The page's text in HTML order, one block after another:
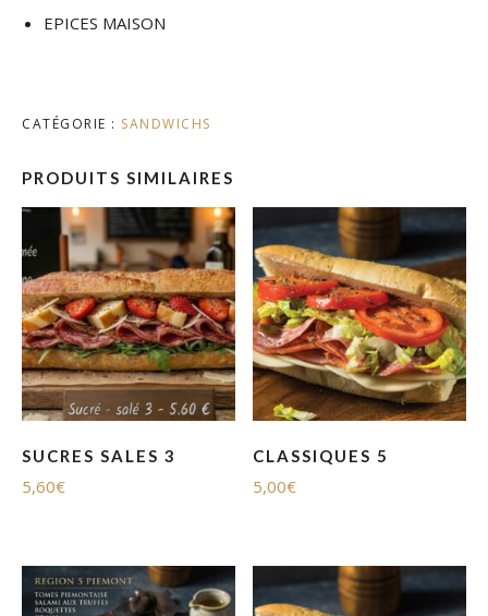
EPICES MAISON
CATÉGORIE : SANDWICHS
PRODUITS SIMILAIRES
SUCRES SALES 3
5,60€
CLASSIQUES 5
5,00€